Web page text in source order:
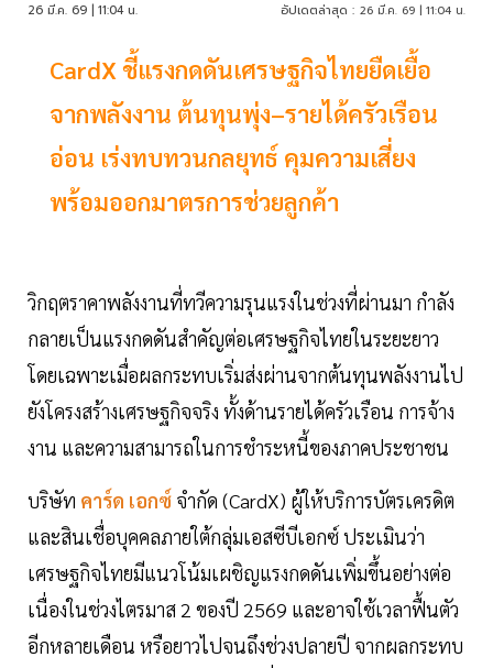
26 มี.ค. 69 | 11:04 น. อัปเดตล่าสุด : 26 มี.ค. 69 | 11:04 น.
CardX ชี้แรงกดดันเศรษฐกิจไทยยืดเยื้อ
จากพลังงาน ต้นทุนพุ่ง–รายได้ครัวเรือน
อ่อน เร่งทบทวนกลยุทธ์ คุมความเสี่ยง
พร้อมออกมาตรการช่วยลูกค้า
วิกฤตราคาพลังงานที่ทวีความรุนแรงในช่วงที่ผ่านมา กำลัง
กลายเป็นแรงกดดันสำคัญต่อเศรษฐกิจไทยในระยะยาว
โดยเฉพาะเมื่อผลกระทบเริ่มส่งผ่านจากต้นทุนพลังงานไป
ยังโครงสร้างเศรษฐกิจจริง ทั้งด้านรายได้ครัวเรือน การจ้าง
งาน และความสามารถในการชำระหนี้ของภาคประชาชน
บริษัท คาร์ด เอกซ์ จำกัด (CardX) ผู้ให้บริการบัตรเครดิต
และสินเชื่อบุคคลภายใต้กลุ่มเอสซีบีเอกซ์ ประเมินว่า
เศรษฐกิจไทยมีแนวโน้มเผชิญแรงกดดันเพิ่มขึ้นอย่างต่อ
เนื่องในช่วงไตรมาส 2 ของปี 2569 และอาจใช้เวลาฟื้นตัว
อีกหลายเดือน หรือยาวไปจนถึงช่วงปลายปี จากผลกระทบ